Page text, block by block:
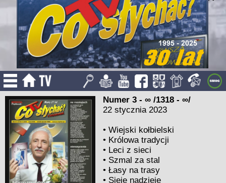
Numer 3 - ∞ /1318 - ∞/
22 stycznia 2023
•Wiejski kołbielski
• Królowa tradycji
• Leci z sieci
• Szmal za stal
•Łasy na trasy
• Sieje nadzieje